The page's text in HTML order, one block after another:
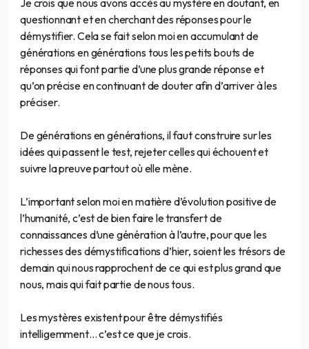
questionnant et en cherchant des réponses pour le
démystifier. Cela se fait selon moi en accumulant de
générations en générations tous les petits bouts de
réponses qui font partie d’une plus grande réponse et
qu’on précise en continuant de douter afin d’arriver à les
préciser.
De générations en générations, il faut construire sur les
idées qui passent le test, rejeter celles qui échouent et
suivre la preuve partout où elle mène.
L’important selon moi en matière d’évolution positive de
l’humanité, c’est de bien faire le transfert de
connaissances d’une génération à l’autre, pour que les
richesses des démystifications d’hier, soient les trésors de
demain qui nous rapprochent de ce qui est plus grand que
nous, mais qui fait partie de nous tous.
Les mystères existent pour être démystifiés
intelligemment… c’est ce que je crois.